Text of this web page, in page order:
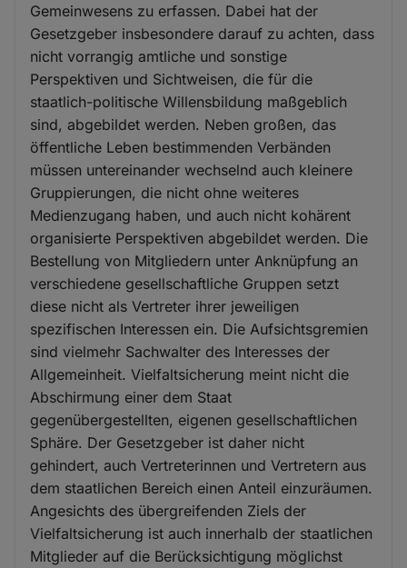
Gemeinwesens zu erfassen. Dabei hat der
Gesetzgeber insbesondere darauf zu achten, dass
nicht vorrangig amtliche und sonstige
Perspektiven und Sichtweisen, die für die
staatlich-politische Willensbildung maßgeblich
sind, abgebildet werden. Neben großen, das
öffentliche Leben bestimmenden Verbänden
müssen untereinander wechselnd auch kleinere
Gruppierungen, die nicht ohne weiteres
Medienzugang haben, und auch nicht kohärent
organisierte Perspektiven abgebildet werden. Die
Bestellung von Mitgliedern unter Anknüpfung an
verschiedene gesellschaftliche Gruppen setzt
diese nicht als Vertreter ihrer jeweiligen
spezifischen Interessen ein. Die Aufsichtsgremien
sind vielmehr Sachwalter des Interesses der
Allgemeinheit. Vielfaltsicherung meint nicht die
Abschirmung einer dem Staat
gegenübergestellten, eigenen gesellschaftlichen
Sphäre. Der Gesetzgeber ist daher nicht
gehindert, auch Vertreterinnen und Vertretern aus
dem staatlichen Bereich einen Anteil einzuräumen.
Angesichts des übergreifenden Ziels der
Vielfaltsicherung ist auch innerhalb der staatlichen
Mitglieder auf die Berücksichtigung möglichst